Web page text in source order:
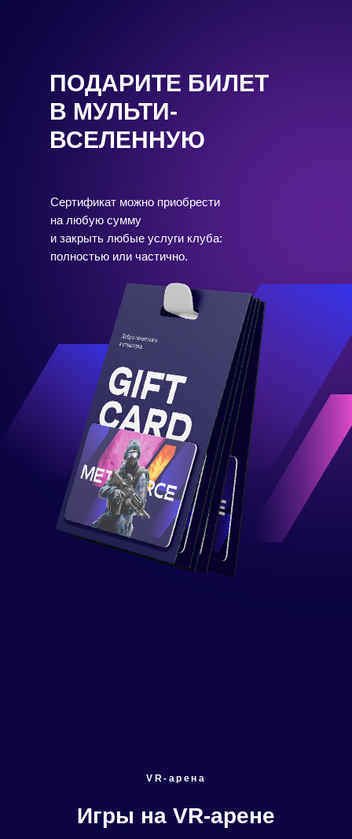
ПОДАРИТЕ БИЛЕТ
В МУЛЬТИ-
ВСЕЛЕННУЮ
Сертификат можно приобрести
на любую сумму
и закрыть любые услуги клуба:
полностью или частично.
VR-арена
Игры на VR-арене